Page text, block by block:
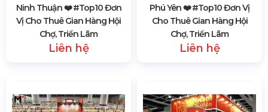
Ninh Thuận ❤️️ #top10 Đơn
Vị Cho Thuê Gian Hàng Hội
Chợ, Triển Lãm
Liên hệ
Phú Yên ❤️️ #top10 Đơn Vị
Cho Thuê Gian Hàng Hội
Chợ, Triển Lãm
Liên hệ